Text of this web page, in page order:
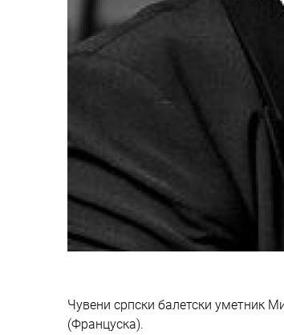
Чувени српски балетски уметник
(Француска).